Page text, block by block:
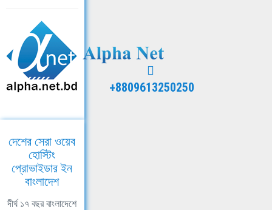
+8809613250250
দেশের সেরা ওয়েব
হোস্টিং
প্রোভাইডার ইন
বাংলাদেশ
দীর্ঘ ১৭ বছর বাংলাদেশে